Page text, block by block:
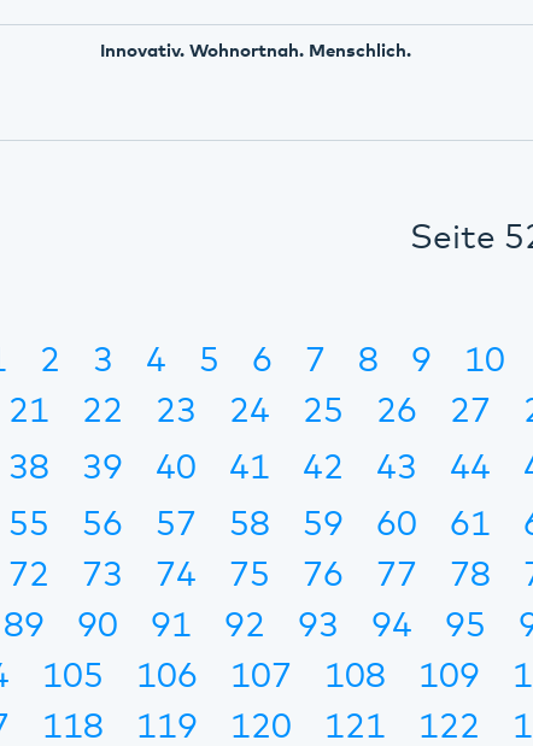
Innovativ. Wohnortnah. Menschlich.
Seite
2 3 4 5 6 7 8 9 10
21 22 23 24 25 26 27
38 39 40 41 42 43 44
55 56 57 58 59 60 61
72 73 74 75 76 77 78
89 90 91 92 93 94 95
105 106 107 108 109
118 119 120 121 122